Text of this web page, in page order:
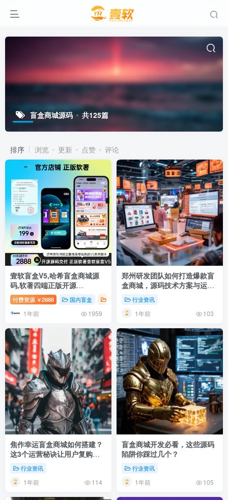
盲盒商城源码 共125篇
排序 浏览 更新 点赞 评论
壹软盲盒V5,哈希盲盒商城源
码,软著四端正版开源
uniapp,H5,小程序V5升级款源
码壹软盲盒V5
付费资源 ￥2888 国内盲盒 壹软互站 壹软自研
1年前 1959
郑州研发团队如何打造爆款盲
盒商城，源码技术方案与运营
策略全解析
行业资讯
1年前 103
焦作幸运盲盒商城如何搭建？
这3个运营秘诀让用户复购率
翻倍行业资讯
1年前 114
盲盒商城开发必看，这些源码
陷阱你踩过几个？
行业资讯
1年前 105